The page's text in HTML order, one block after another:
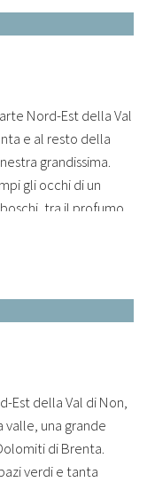
Nord-Est della Val
e al resto della
grandissima.
gli occhi di un
tra il profumo
Est della Val di Non,
valle, una grande
di Brenta.
verdi e tanta